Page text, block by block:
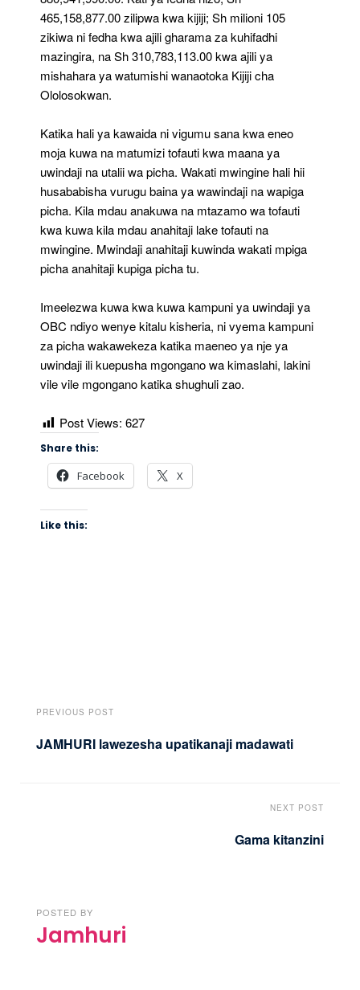
465,158,877.00 zilipwa kwa kijiji; Sh milioni 105
zikiwa ni fedha kwa ajili gharama za kuhifadhi
mazingira, na Sh 310,783,113.00 kwa ajili ya
mishahara ya watumishi wanaotoka Kijiji cha
Ololosokwan.
Katika hali ya kawaida ni vigumu sana kwa eneo
moja kuwa na matumizi tofauti kwa maana ya
uwindaji na utalii wa picha. Wakati mwingine hali hii
husababisha vurugu baina ya wawindaji na wapiga
picha. Kila mdau anakuwa na mtazamo wa tofauti
kwa kuwa kila mdau anahitaji lake tofauti na
mwingine. Mwindaji anahitaji kuwinda wakati mpiga
picha anahitaji kupiga picha tu.
Imeelezwa kuwa kwa kuwa kampuni ya uwindaji ya
OBC ndiyo wenye kitalu kisheria, ni vyema kampuni
za picha wakawekeza katika maeneo ya nje ya
uwindaji ili kuepusha mgongano wa kimaslahi, lakini
vile vile mgongano katika shughuli zao.
Post Views: 627
Share this:
Facebook X
Like this:
PREVIOUS POST
JAMHURI lawezesha upatikanaji madawati
NEXT POST
Gama kitanzini
POSTED BY
Jamhuri